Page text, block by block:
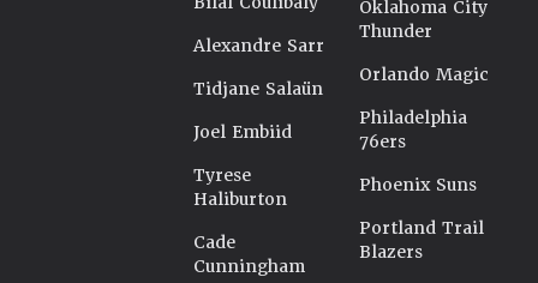
Alexandre Sarr
Tidjane Salaün
Joel Embiid
Tyrese
Haliburton
Cade
Cunningham
Oklahoma City
Thunder
Orlando Magic
Philadelphia
76ers
Phoenix Suns
Portland Trail
Blazers